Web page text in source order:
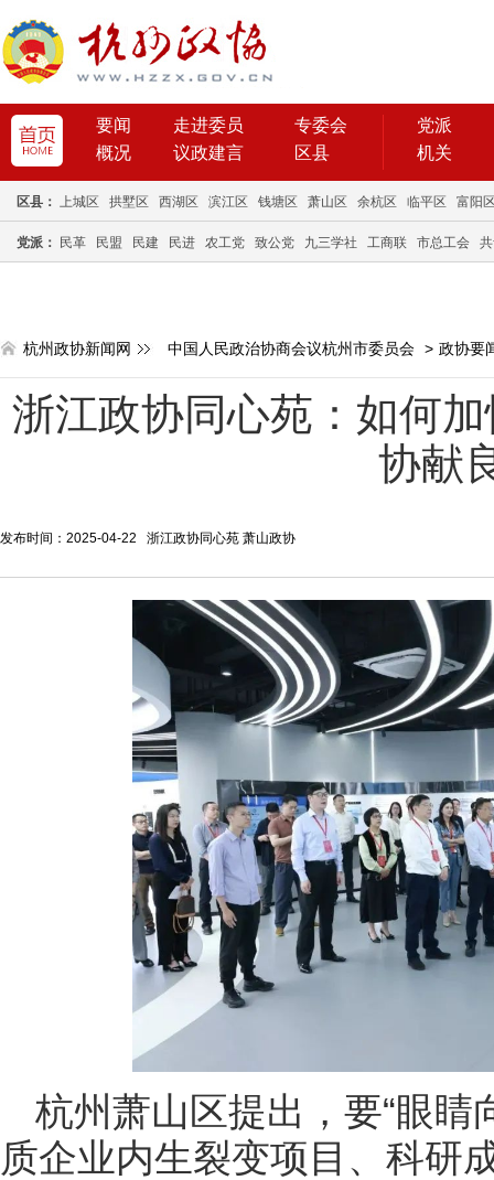
要闻 走进委员
专委会
概况
议政建言 区县
党派
机关
区县： 上城区 拱墅区 西湖区 滨江区 钱塘区 萧山区 余杭区 临平区 富阳
党派： 民革 民盟 民建 民进 农工党 致公党 九三学社 工商联 市总工会
杭州政协新闻网 中国人民政治协商会议杭州市委员会 > 政协要
浙江政协同心苑：如何
协献
发布时间：2025-04-22 浙江政协同心苑 萧山政协
杭州萧山区提出，要“眼睛
质企业内生裂变项目、科研